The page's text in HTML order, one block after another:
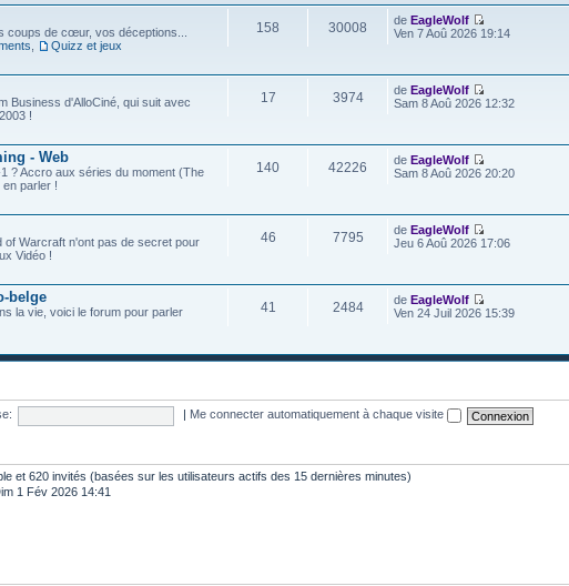
coups de cœur, vos déceptions...
Quizz et jeux
158 30008 deEagleWolf
Ven 7 Aoû 2026 19:14
Business d'AlloCiné, qui suit avec
!
17 3974 deEagleWolf
Sam 8 Aoû 2026 12:32
- Web
? Accro aux séries du moment (The
parler !
140 42226 deEagleWolf
Sam 8 Aoû 2026 20:20
Warcraft n'ont pas de secret pour
Vidéo !
46 7795 deEagleWolf
Jeu 6 Aoû 2026 17:06
belge
la vie, voici le forum pour parler
41 2484 deEagleWolf
Ven 24 Juil 2026 15:39
Me connecter automatiquement à chaque visite
et 620 invités (basées sur les utilisateurs actifs des 15 dernières minutes)
1 Fév 2026 14:41